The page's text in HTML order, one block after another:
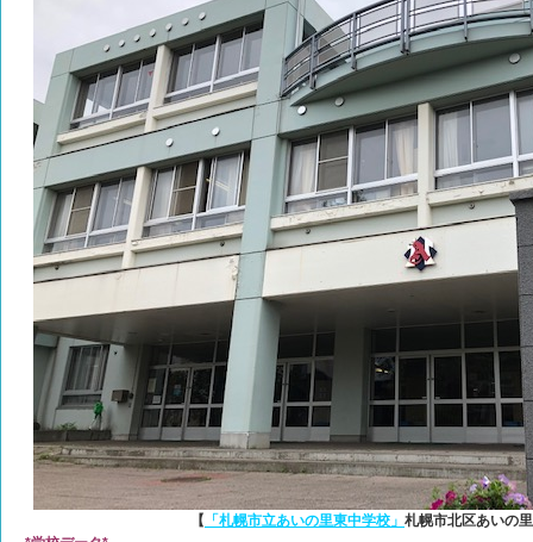
【 「札幌市立あいの里東中学校」 札幌市北区あいの